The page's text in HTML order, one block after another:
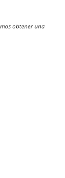
obtener una